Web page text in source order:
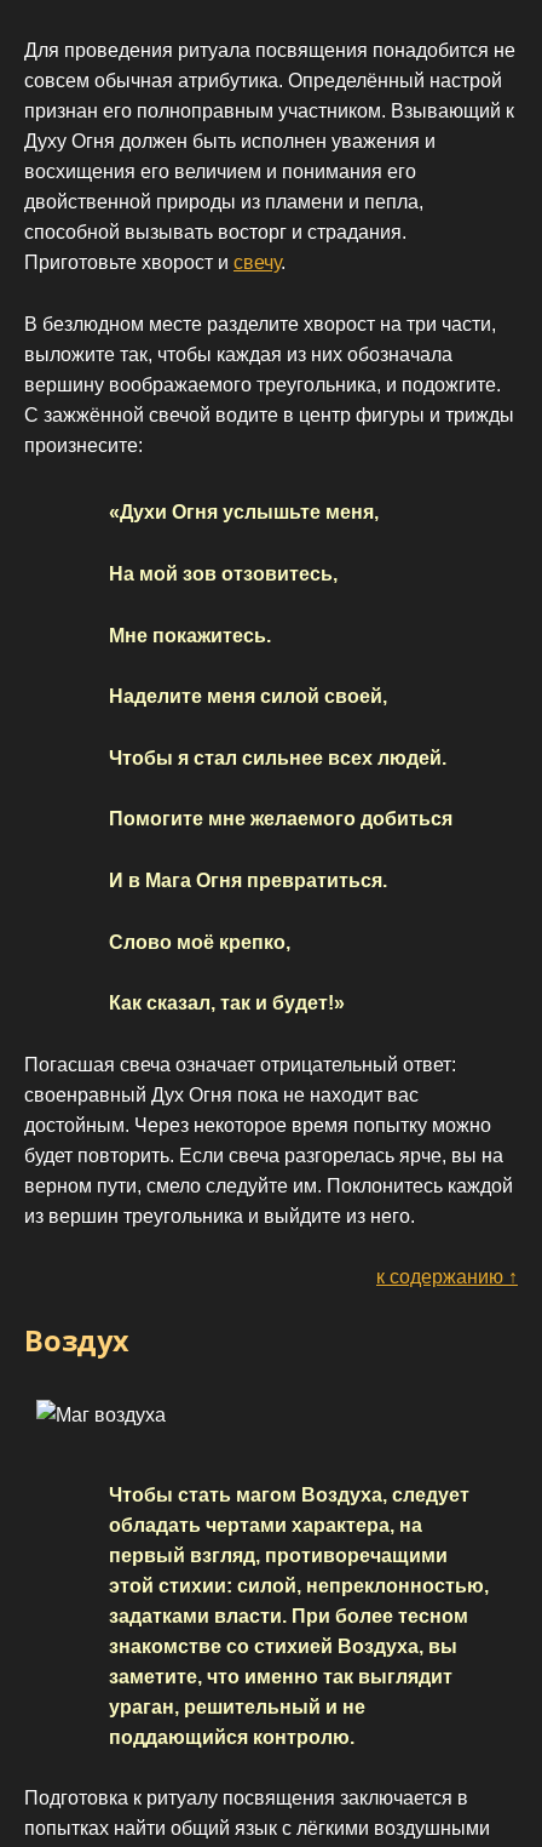
Для проведения ритуала посвящения понадобится не
совсем обычная атрибутика. Определённый настрой
признан его полноправным участником. Взывающий к
Духу Огня должен быть исполнен уважения и
восхищения его величием и понимания его
двойственной природы из пламени и пепла,
способной вызывать восторг и страдания.
Приготовьте хворост и свечу.
В безлюдном месте разделите хворост на три части,
выложите так, чтобы каждая из них обозначала
вершину воображаемого треугольника, и подожгите.
С зажжённой свечой водите в центр фигуры и трижды
произнесите:
«Духи Огня услышьте меня,
На мой зов отзовитесь,
Мне покажитесь.
Наделите меня силой своей,
Чтобы я стал сильнее всех людей.
Помогите мне желаемого добиться
И в Мага Огня превратиться.
Слово моё крепко,
Как сказал, так и будет!»
Погасшая свеча означает отрицательный ответ:
своенравный Дух Огня пока не находит вас
достойным. Через некоторое время попытку можно
будет повторить. Если свеча разгорелась ярче, вы на
верном пути, смело следуйте им. Поклонитесь каждой
из вершин треугольника и выйдите из него.
к содержанию ↑
Воздух
Чтобы стать магом Воздуха, следует
обладать чертами характера, на
первый взгляд, противоречащими
этой стихии: силой, непреклонностью,
задатками власти. При более тесном
знакомстве со стихией Воздуха, вы
заметите, что именно так выглядит
ураган, решительный и не
поддающийся контролю.
Подготовка к ритуалу посвящения заключается в
попытках найти общий язык с лёгкими воздушными